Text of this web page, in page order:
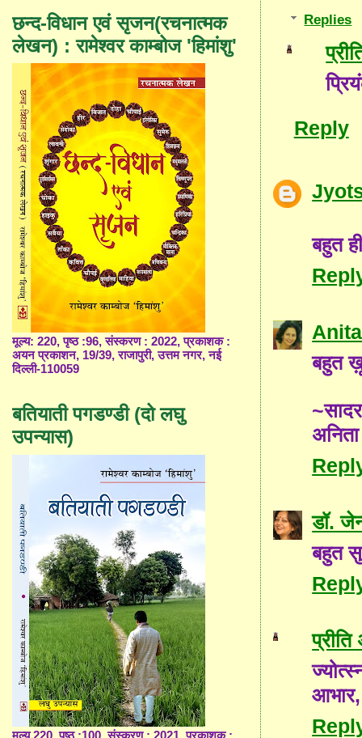
Replies
Reply
बहुत
बहुत
~सादर
डॉ.
बहुत
छन्द-विधान एवं सृजन(रचनात्मक
लेखन) : रामेश्वर काम्बोज 'हिमांशु'
मूल्य: 220, पृष्ठ :96, संस्करण : 2022, प्रकाशक :
अयन प्रकाशन, 19/39, राजापुरी, उत्तम नगर, नई
दिल्ली-110059
बतियाती पगडण्डी (दो लघु
उपन्यास)